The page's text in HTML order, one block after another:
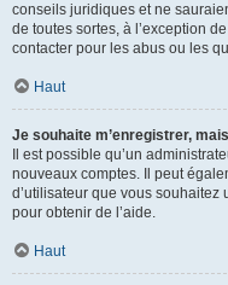
conseils juridiques et ne
de toutes sortes, à l’exception
contacter pour les abus ou les
Haut
Je souhaite m’enregistrer,
Il est possible qu’un
nouveaux comptes. Il peut
d’utilisateur que vous souhaitez
pour obtenir de l’aide.
Haut